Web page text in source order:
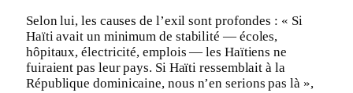
Selon lui, les causes de l’exil sont profondes : « Si
Haïti avait un minimum de stabilité — écoles,
hôpitaux, électricité, emplois — les Haïtiens ne
fuiraient pas leur pays. Si Haïti ressemblait à la
République dominicaine, nous n’en serions pas là »,